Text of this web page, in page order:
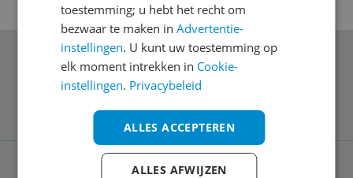
Schrijf je in voor onze nieuwsbrief
toestemming; u hebt het recht om
bezwaar te maken inAdvertentie-
instellingen. U kunt uw toestemming op
elk moment intrekken in Cookie-
instellingen. Privacybeleid
ALLES ACCEPTEREN
ALLES AFWIJZEN